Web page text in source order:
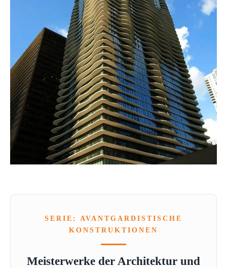
SERIE: AVANTGARDISTISCHE
KONSTRUKTIONEN
Meisterwerke der Architektur und